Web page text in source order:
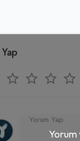
Yorum